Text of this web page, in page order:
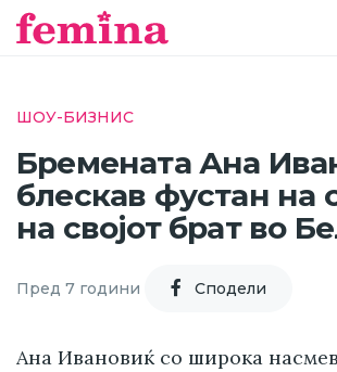
ШОУ-БИЗНИС
Бремената Ана
блескав фустан на
на својот брат во
Пред 7 години Cподели
Ана Ивановиќ со широка